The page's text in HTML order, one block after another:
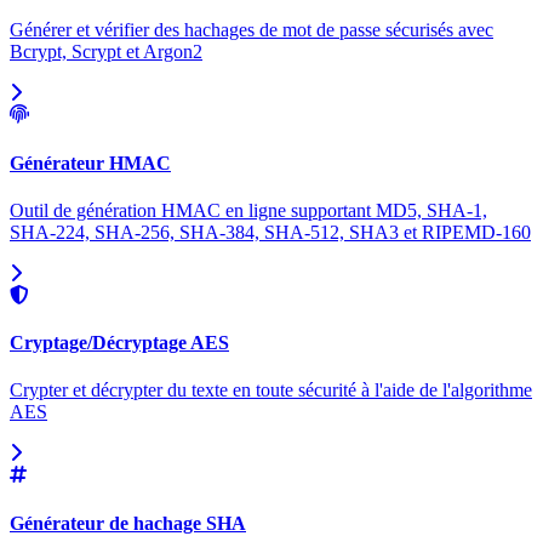
Générer et vérifier des hachages de mot de passe sécurisés avec
Bcrypt, Scrypt et Argon2
Générateur HMAC
Outil de génération HMAC en ligne supportant MD5, SHA-1,
SHA-224, SHA-256, SHA-384, SHA-512, SHA3 et RIPEMD-160
Cryptage/Décryptage AES
Crypter et décrypter du texte en toute sécurité à l'aide de l'algorithme
AES
Générateur de hachage SHA